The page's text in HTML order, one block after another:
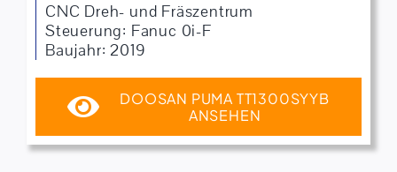
CNC Dreh- und Fräszentrum
Steuerung: Fanuc 0i-F
Baujahr: 2019
DOOSAN PUMA TT1300SYYB
ANSEHEN